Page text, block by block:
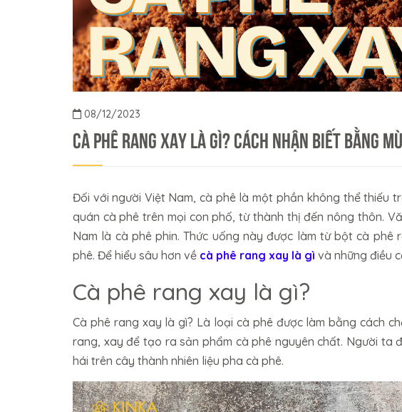
08/12/2023
Cà phê rang xay là gì? Cách nhận biết bằng
Đối với người Việt Nam, cà phê là một phần không thể
quán cà phê trên mọi con phố, từ thành thị đến nông thôn.
Nam là cà phê phin. Thức uống này được làm từ bột cà phê
phê. Để hiểu sâu hơn về cà phê rang xay là gì và những điều
Cà phê rang xay là gì?
Cà phê rang xay là gì? Là loại cà phê được làm bằng cách
rang, xay để tạo ra sản phẩm cà phê nguyên chất. Người ta
hái trên cây thành nhiên liệu pha cà phê.